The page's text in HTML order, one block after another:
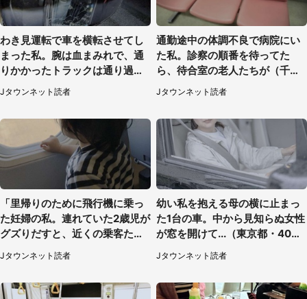
わき見運転で車を横転させてし
まった私。腕は血まみれで、通
りかかったトラックは通り過ぎ
ていき...（福岡県・30代女性）
Jタウンネット読者
通勤途中の体調不良で病院にい
た私。診察の順番を待ってた
ら、待合室の老人たちが（千葉
県・50代男性）
Jタウンネット読者
「里帰りのために飛行機に乗っ
た妊婦の私。連れていた2歳児が
グズりだすと、近くの乗客たち
が」（愛知県・40代女性）
Jタウンネット読者
幼い私を抱える母の横に止まっ
た1台の車。中から見知らぬ女性
が窓を開けて...（東京都・40代
Jタウンネット読者